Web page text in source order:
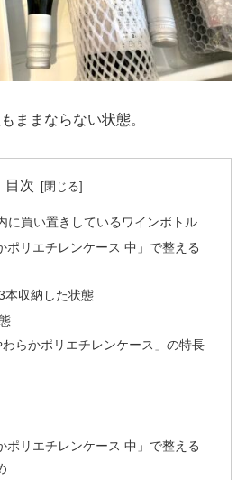
ままならない状態。
目次
に買い置きしているワインボトル
ポリエチレンケース 中」で整える
本収納した状態
らかポリエチレンケース」の特長
ポリエチレンケース 中」で整える